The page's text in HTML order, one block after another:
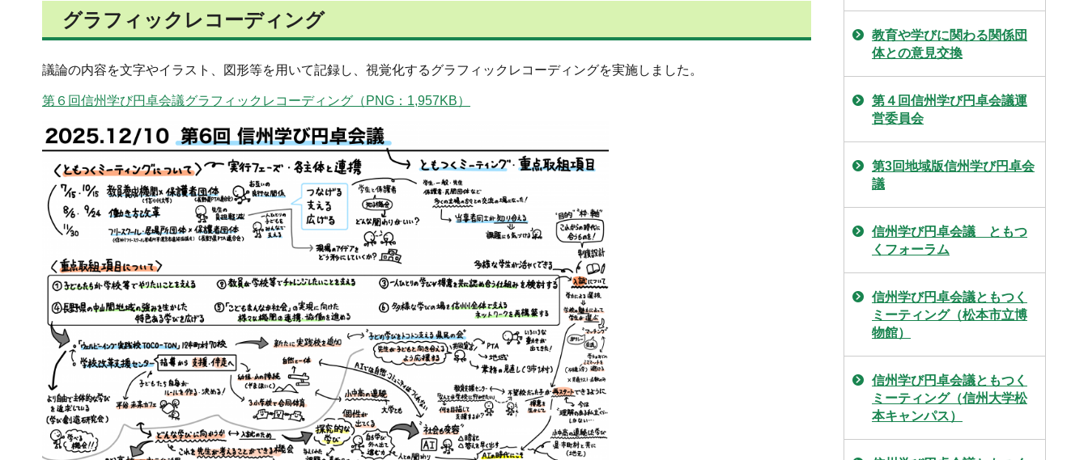
グラフィックレコーディング
議論の内容を文字やイラスト、図形等を用いて記録し、視覚化するグラフィックレコーディングを実施しました。
第６回信州学び円卓会議グラフィックレコーディング（PNG：1,957KB）
教育や学びに関わる関係団
体との意見交換
第４回信州学び円卓会議運
営委員会
第3回地域版信州学び円卓会
議
信州学び円卓会議 ともつ
くフォーラム
信州学び円卓会議ともつく
ミーティング（松本市立博
物館）
信州学び円卓会議ともつく
ミーティング（信州大学松
本キャンパス）